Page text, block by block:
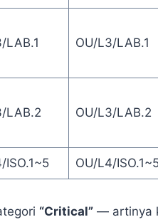
LAB.1 OU/L3/LAB.1
LAB.2 OU/L3/LAB.2
ISO.1~5 OU/L4/
“Critical” — artinya